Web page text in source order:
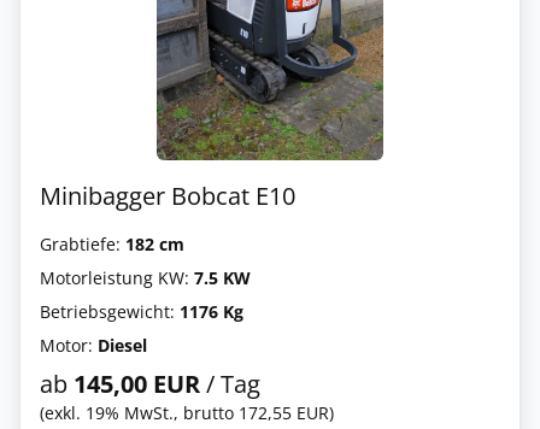
Minibagger Bobcat E10
Grabtiefe: 182 cm
Motorleistung KW: 7.5 KW
Betriebsgewicht: 1176 Kg
Motor: Diesel
ab 145,00 EUR/ Tag
(exkl. 19% MwSt., brutto 172,55 EUR)